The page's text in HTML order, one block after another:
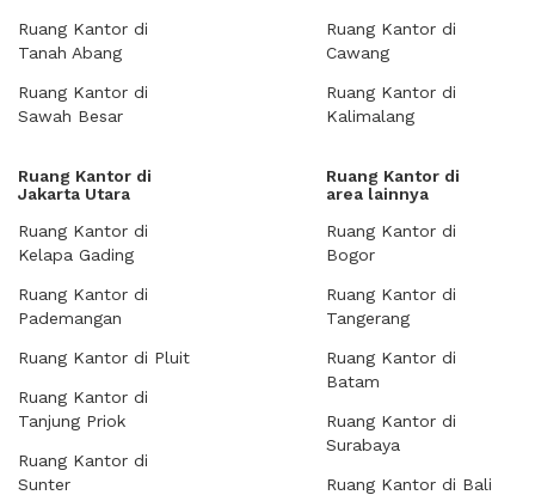
Ruang Kantor di
Tanah Abang
Ruang Kantor di
Sawah Besar
Ruang Kantor di
Cawang
Ruang Kantor di
Kalimalang
Ruang Kantor di
Jakarta Utara
Ruang Kantor di
Kelapa Gading
Ruang Kantor di
Pademangan
Ruang Kantor di Pluit
Ruang Kantor di
Tanjung Priok
Ruang Kantor di
Sunter
Ruang Kantor di
area lainnya
Ruang Kantor di
Bogor
Ruang Kantor di
Tangerang
Ruang Kantor di
Batam
Ruang Kantor di
Surabaya
Ruang Kantor di Bali